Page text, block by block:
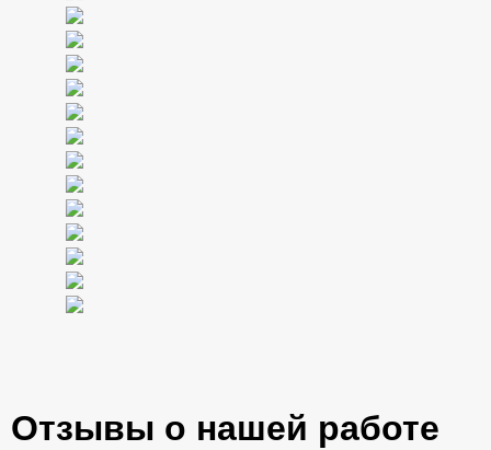
Отзывы о нашей работе